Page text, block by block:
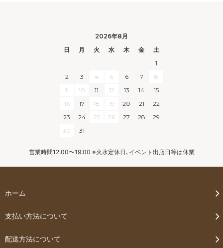
2026年8月
日
月 火 水 木 金
土
1
2
3 4 5 6 7
8
9
10 11 12 13 14
15
16
17 18 19 20 21
22
23
24 25 26 27 28
29
30
31
営業時間12:00〜19:00 ※火水定休日､イベント出店日等は休業
ホーム
支払い方法について
配送方法について